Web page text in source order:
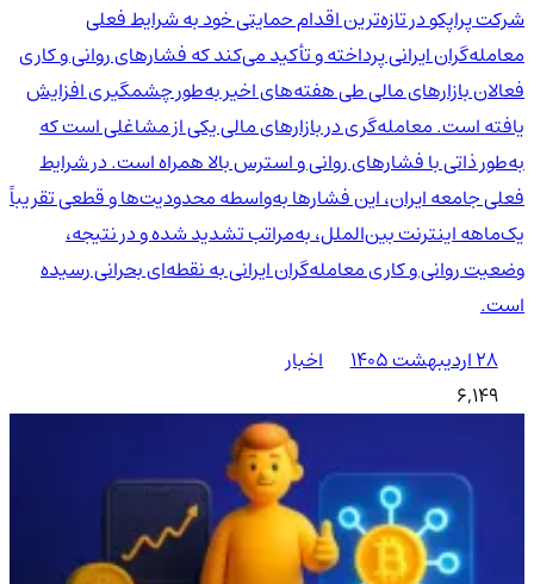
شرکت پراپکو در تازه‌ترین اقدام حمایتی خود به شرایط فعلی
معامله‌گران ایرانی پرداخته و تأکید می‌کند که فشارهای روانی و کاری
فعالان بازارهای مالی طی هفته‌های اخیر به‌طور چشمگیری افزایش
یافته است. معامله‌گری در بازارهای مالی یکی از مشاغلی است که
به‌طور ذاتی با فشارهای روانی و استرس بالا همراه است. در شرایط
فعلی جامعه ایران، این فشارها به‌واسطه محدودیت‌ها و قطعی تقریباً
یک‌ماهه اینترنت بین‌الملل، به‌مراتب تشدید شده و در نتیجه،
وضعیت روانی و کاری معامله‌گران ایرانی به نقطه‌ای بحرانی رسیده
است.
۲۸ اردیبهشت ۱۴۰۵
اخبار
6,149